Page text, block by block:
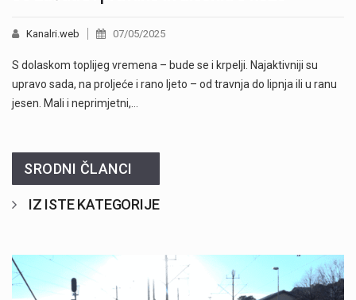
Kanalri.web 07/05/2025
S dolaskom toplijeg vremena – bude se i krpelji. Najaktivniji su
upravo sada, na proljeće i rano ljeto – od travnja do lipnja ili u ranu
jesen. Mali i neprimjetni,…
SRODNI ČLANCI
IZ ISTE KATEGORIJE